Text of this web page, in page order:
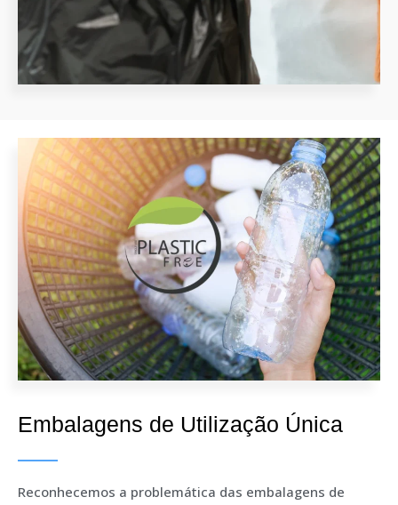
Embalagens de Utilização Única
Reconhecemos a problemática das embalagens de